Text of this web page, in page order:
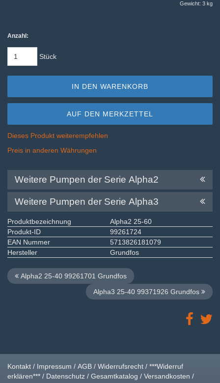
Gewicht: 3 kg
Anzahl:
Stück
IN DEN WARENKORB
AUF DEN MERKZETTEL
Dieses Produkt weiterempfehlen
Preis in anderen Währungen
Weitere Pumpen der Serie Alpha2
Weitere Pumpen der Serie Alpha3
Produktbezeichnung
Alpha2 25-60
Produkt-ID
99261724
EAN Nummer
5713826181079
Hersteller
Grundfos
Alpha2 25-40 99261701 Grundfos
Alpha3 25-40 99371926 Grundfos
Kontakt / Impressum / AGB / Widerrufsrecht / ***Widerruf
erklären*** / Datenschutz / Gesamtkatalog / Versandkosten /